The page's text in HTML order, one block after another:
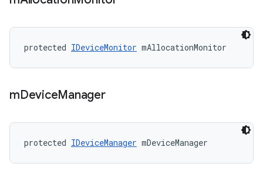
protected IDeviceMonitor mAllocationMonitor
mDeviceManager
protected IDeviceManager mDeviceManager